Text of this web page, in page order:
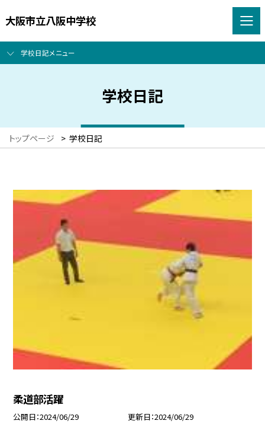
大阪市立八阪中学校
学校日記メニュー
学校日記
トップページ > 学校日記
柔道部活躍
公開日 2024/06/29 更新日 2024/06/29